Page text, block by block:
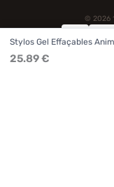
© 2026
Stylos Gel Effaçables
25.89 €